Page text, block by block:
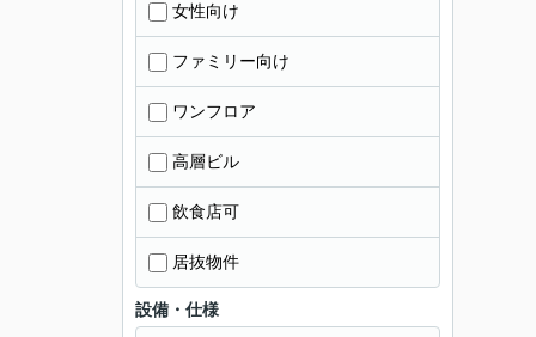
女性向け
ファミリー向け
ワンフロア
高層ビル
飲食店可
居抜物件
設備・仕様